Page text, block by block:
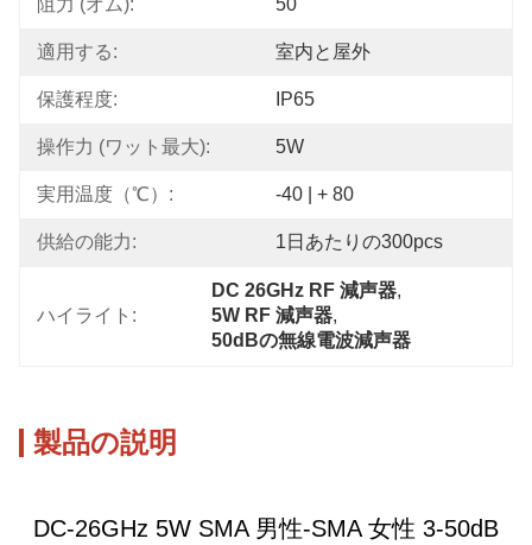
阻力 (オム): 50
適用する: 室内と屋外
保護程度: IP65
操作力 (ワット最大): 5W
実用温度（℃）: -40 | + 80
供給の能力: 1日あたりの300pcs
ハイライト:
DC 26GHz RF 減声器,
5W RF 減声器,
50dBの無線電波減声器
製品の説明
DC-26GHz 5W SMA 男性-SMA 女性 3-50dB